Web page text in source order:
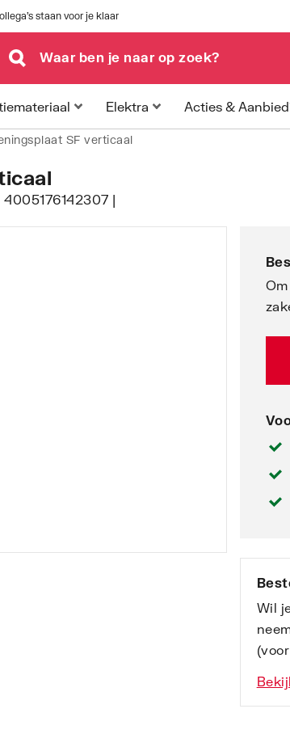
staan voor je klaar
Elektra Acties &
SF verticaal
|
Wil